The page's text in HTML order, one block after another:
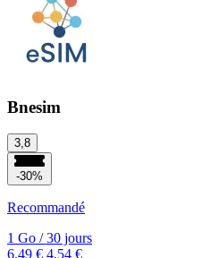
Bnesim
3,8
-30%
Recommandé
1 Go /30 jours
6,49 € 4,54 €